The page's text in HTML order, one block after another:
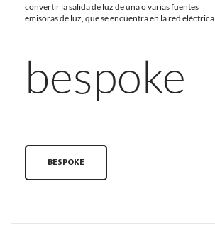
convertir la salida de luz de una o varias fuentes
emisoras de luz, que se encuentra en la red eléctrica
bespoke
BESPOKE